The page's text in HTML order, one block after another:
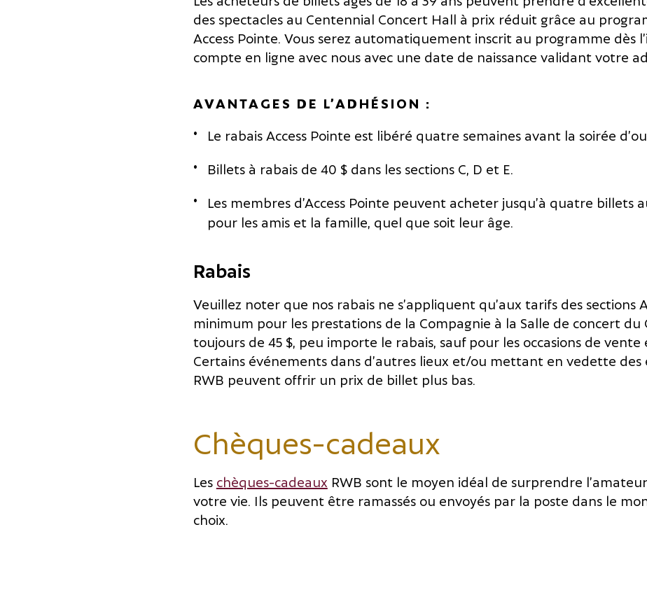
des spectacles au Centennial Concert Hall à prix réduit grâce au
Access Pointe. Vous serez automatiquement inscrit au programme dès
compte en ligne avec nous avec une date de naissance validant votre
AVANTAGES DE L’ADHÉSION :
Le rabais Access Pointe est libéré quatre semaines avant la soirée
Billets à rabais de 40 $ dans les sections C, D et E.
Les membres d’Access Pointe peuvent acheter jusqu’à quatre billets
pour les amis et la famille, quel que soit leur âge.
Rabais
Veuillez noter que nos rabais ne s’appliquent qu’aux tarifs des sections
minimum pour les prestations de la Compagnie à la Salle de concert du
toujours de 45 $, peu importe le rabais, sauf pour les occasions de vente
Certains événements dans d’autres lieux et/ou mettant en vedette des
RWB peuvent offrir un prix de billet plus bas.
Chèques-cadeaux
Les chèques-cadeaux RWB sont le moyen idéal de surprendre
votre vie. Ils peuvent être ramassés ou envoyés par la poste dans le
choix.